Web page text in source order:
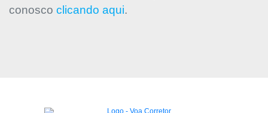
conosco clicando aqui.